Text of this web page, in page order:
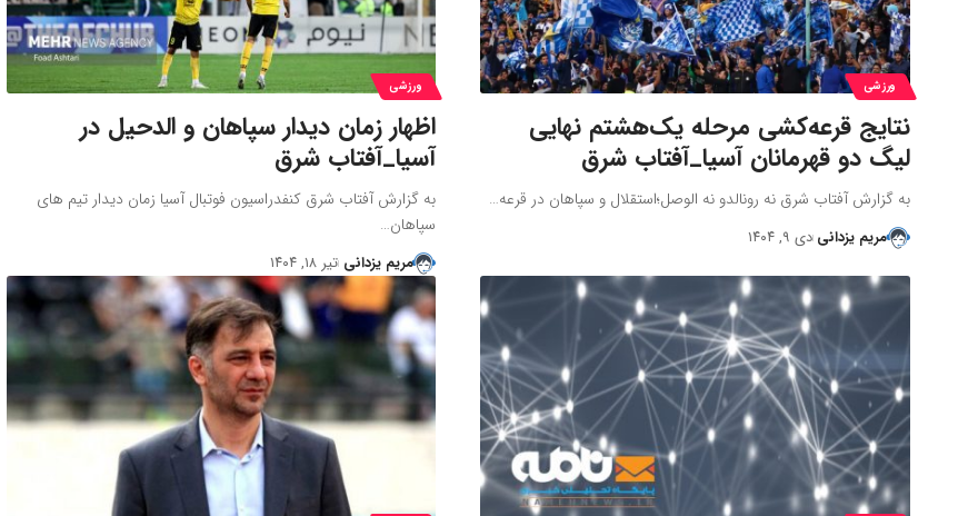
ورزشی
نتایج قرعه‌کشی مرحله یک‌هشتم نهایی
لیگ دو قهرمانان آسیا_آفتاب شرق
به گزارش آفتاب شرق نه رونالدو نه الوصل؛استقلال و سپاهان در قرعه…
مریم یزدانی دی ۹, ۱۴۰۴
ورزشی
اظهار زمان دیدار سپاهان و الدحیل در
آسیا_آفتاب شرق
به گزارش آفتاب شرق کنفدراسیون فوتبال آسیا زمان دیدار تیم های
سپاهان…
مریم یزدانی تیر ۱۸, ۱۴۰۴